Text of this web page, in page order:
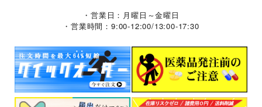
・営業日：月曜日～金曜日
・営業時間：9:00-12:00/13:00-17:30